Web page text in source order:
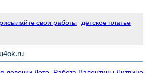
свои работы
детское платье